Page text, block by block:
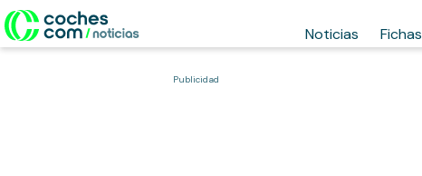
Noticias Fichas
Publicidad